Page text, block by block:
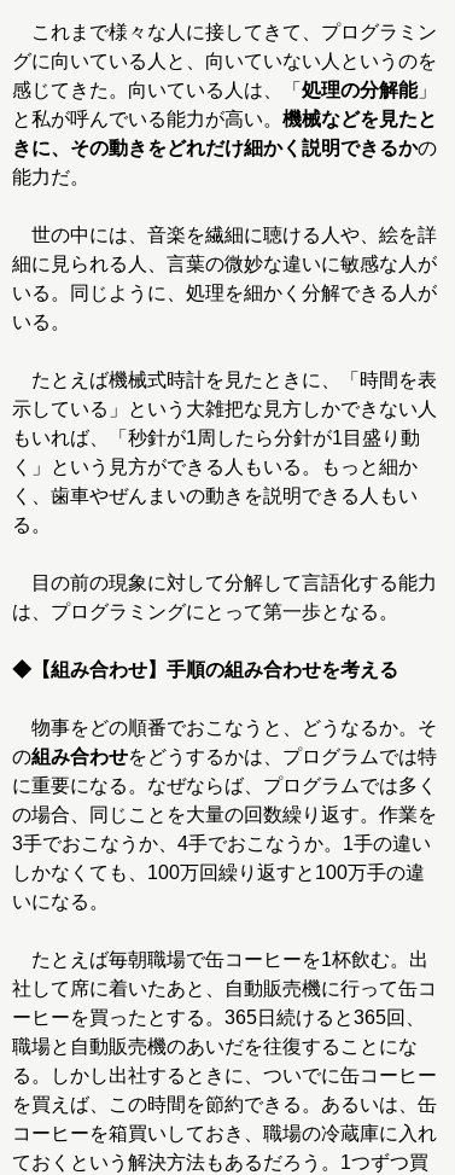
これまで様々な人に接してきて、プログラミン
グに向いている人と、向いていない人というのを
感じてきた。向いている人は、「 処理の分解能」
と私が呼んでいる能力が高い。 機械などを見たと
きに、その動きをどれだけ細かく説明できるかの
能力だ。
世の中には、音楽を繊細に聴ける人や、絵を詳
細に見られる人、言葉の微妙な違いに敏感な人が
いる。同じように、処理を細かく分解できる人が
いる。
たとえば機械式時計を見たときに、「時間を表
示している」という大雑把な見方しかできない人
もいれば、「秒針が1周したら分針が1目盛り動
く」という見方ができる人もいる。もっと細か
く、歯車やぜんまいの動きを説明できる人もい
る。
目の前の現象に対して分解して言語化する能力
は、プログラミングにとって第一歩となる。
◆【組み合わせ】手順の組み合わせを考える
物事をどの順番でおこなうと、どうなるか。そ
の組み合わせをどうするかは、プログラムでは特
に重要になる。なぜならば、プログラムでは多く
の場合、同じことを大量の回数繰り返す。作業を
3手でおこなうか、4手でおこなうか。1手の違い
しかなくても、100万回繰り返すと100万手の違
いになる。
たとえば毎朝職場で缶コーヒーを1杯飲む。出
社して席に着いたあと、自動販売機に行って缶コ
ーヒーを買ったとする。365日続けると365回、
職場と自動販売機のあいだを往復することにな
る。しかし出社するときに、ついでに缶コーヒー
を買えば、この時間を節約できる。あるいは、缶
コーヒーを箱買いしておき、職場の冷蔵庫に入れ
ておくという解決方法もあるだろう。1つずつ買